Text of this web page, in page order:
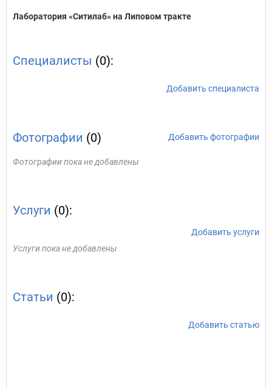
Лаборатория «Ситилаб» на Липовом тракте
Специалисты (0):
Добавить специалиста
Фотографии (0) Добавить фотографии
Фотографии пока не добавлены
Услуги (0):
Добавить услуги
Услуги пока не добавлены
Статьи (0):
Добавить статью